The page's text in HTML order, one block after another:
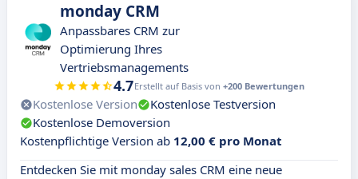
monday CRM
Anpassbares CRM zur
Optimierung Ihres
Vertriebsmanagements
4.7Erstellt auf Basis von +200 Bewertungen
Kostenlose Version
Kostenlose Testversion
Kostenlose Demoversion
Kostenpflichtige Version ab 12,00 € pro Monat
Entdecken Sie mit monday sales CRM eine neue